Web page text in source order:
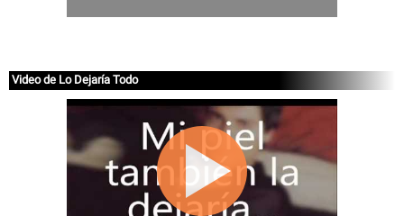
Video de Lo Dejaría Todo